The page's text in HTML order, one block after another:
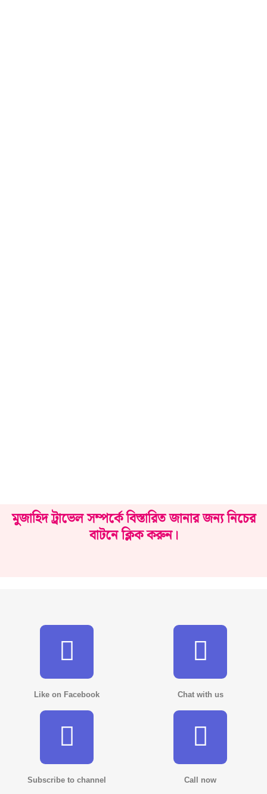
মুজাহিদ ট্রাভেল সম্পর্কে বিস্তারিত জানার জন্য নিচের
বাটনে ক্লিক করুন।
Like on Facebook Chat with us
Subscribe to channel Call now